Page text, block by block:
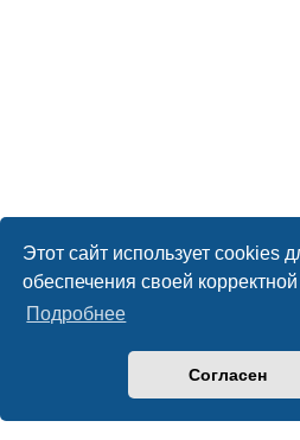
Этот сайт использует cookies
обеспечения своей
Подробнее
Согласен